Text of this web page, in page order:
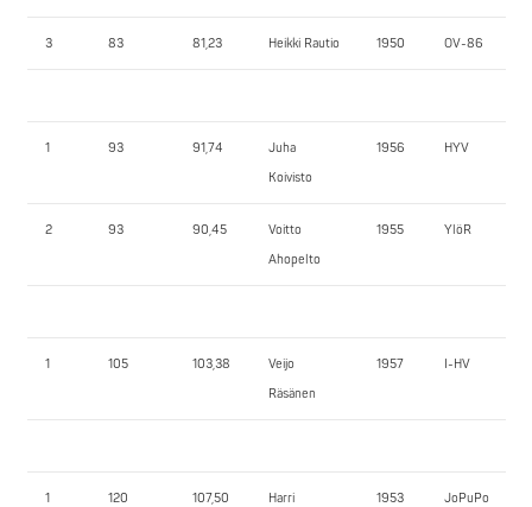
3 83 81,23 Heikki Rautio 1950 OV-86
1 93 91,74
Juha
Koivisto
1956 HYV
2 93 90,45
Voitto
Ahopelto
1955 YlöR
1 105 103,38
Veijo
Räsänen
1957 I-HV
1 120 107,50
Harri
1953 JoPuPo